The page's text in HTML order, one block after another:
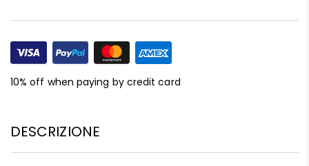
10% off when paying by credit card
DESCRIZIONE